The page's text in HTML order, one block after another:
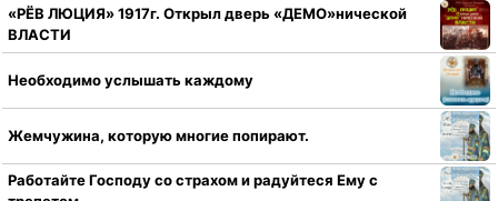
«РЁВ ЛЮЦИЯ» 1917г. Открыл дверь «ДЕМО»нической
ВЛАСТИ
Необходимо услышать каждому
Жемчужина, которую многие попирают.
Работайте Господу со страхом и радуйтеся Ему с